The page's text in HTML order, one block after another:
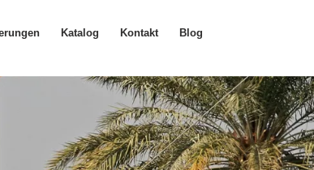
Katalog Kontakt Blog